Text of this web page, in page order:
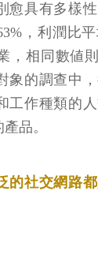
愈具有多樣性
，利潤比
，相同數値
象的調查中，
工作種類的人
品。
的社交網路